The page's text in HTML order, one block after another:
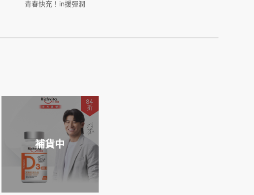
青春快充！in援彈潤
補貨中
84
折